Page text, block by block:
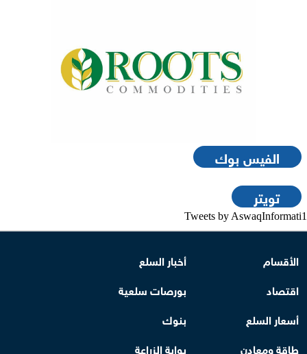
الفيس بوك
تويتر
Tweets by AswaqInformati1
الأقسام
أخبار السلع
اقتصاد
بورصات سلعية
أسعار السلع
بنوك
طاقة ومعادن
بوابة الزراعة